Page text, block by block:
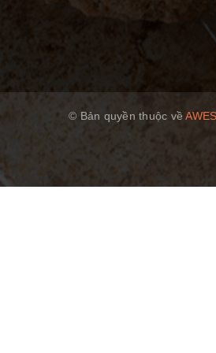
© Bản quyền thuộc về